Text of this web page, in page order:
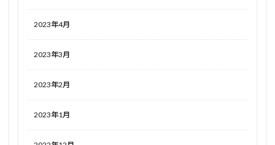
2023年4月
2023年3月
2023年2月
2023年1月